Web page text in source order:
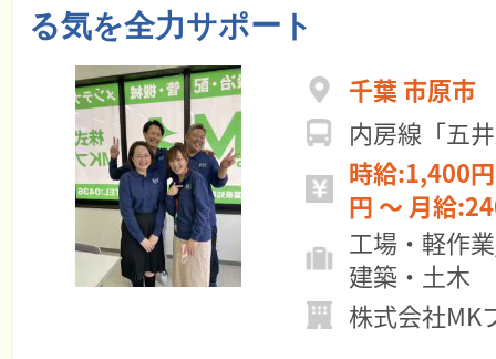
る気を全力サポート
千葉 市原市
内房線「五
時給:1,400円 ～ 日給
円 ～ 月
工場・軽作
建築・土木
株式会社MK